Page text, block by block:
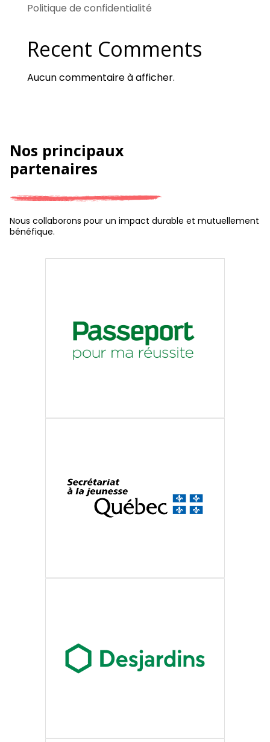
Politique de confidentialité
Recent Comments
Aucun commentaire à afficher.
Nos principaux
partenaires
Nous collaborons pour un impact durable et mutuellement
bénéfique.